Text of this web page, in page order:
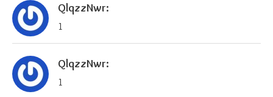
QlqzzNwr:
1
QlqzzNwr:
1